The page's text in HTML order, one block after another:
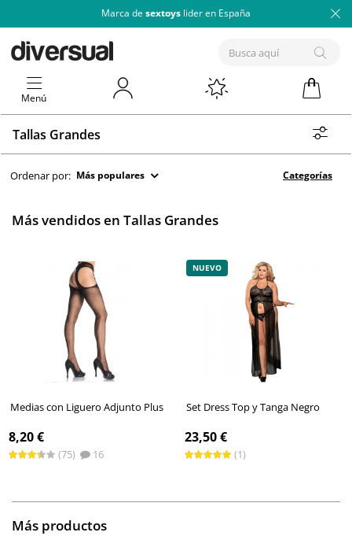
Marca de sextoys lider en España
Menú
Tallas Grandes
Ordenar por: Más populares Categorías
Más vendidos en Tallas Grandes
Medias con Liguero Adjunto Plus
8,20 €
(75) 16
NUEVO
Set Dress Top y Tanga Negro
23,50 €
(1)
Más productos